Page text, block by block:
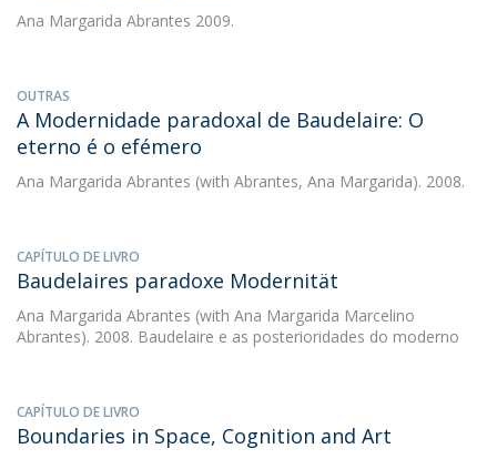
Ana Margarida Abrantes 2009.
OUTRAS
A Modernidade paradoxal de Baudelaire: O
eterno é o efémero
Ana Margarida Abrantes (with Abrantes, Ana Margarida). 2008.
CAPÍTULO DE LIVRO
Baudelaires paradoxe Modernität
Ana Margarida Abrantes (with Ana Margarida Marcelino
Abrantes). 2008. Baudelaire e as posterioridades do moderno
CAPÍTULO DE LIVRO
Boundaries in Space, Cognition and Art